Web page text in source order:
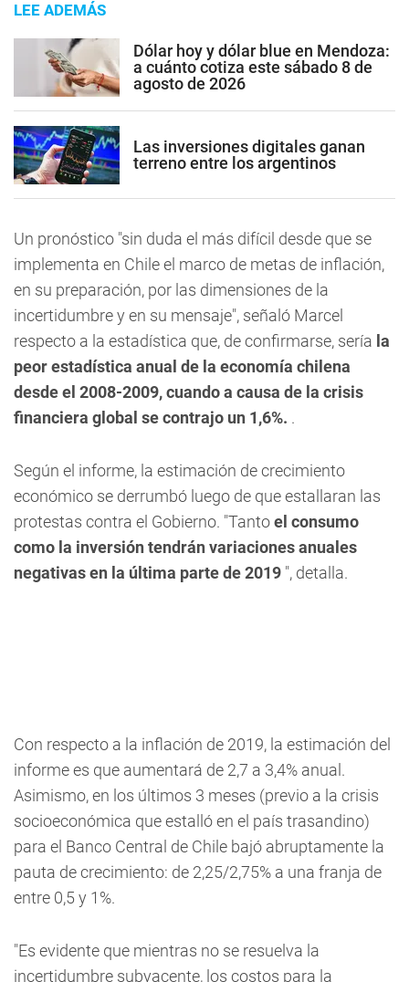
LEE ADEMÁS
Dólar hoy y dólar blue en Mendoza:
a cuánto cotiza este sábado 8 de
agosto de 2026
Las inversiones digitales ganan
terreno entre los argentinos
Un pronóstico "sin duda el más difícil desde que se
implementa en Chile el marco de metas de inflación,
en su preparación, por las dimensiones de la
incertidumbre y en su mensaje", señaló Marcel
respecto a la estadística que, de confirmarse, sería la
peor estadística anual de la economía chilena
desde el 2008-2009, cuando a causa de la crisis
financiera global se contrajo un 1,6%. .
Según el informe, la estimación de crecimiento
económico se derrumbó luego de que estallaran las
protestas contra el Gobierno. "Tantoel consumo
como la inversión tendrán variaciones anuales
negativas en la última parte de 2019 ", detalla.
Con respecto a la inflación de 2019, la estimación del
informe es que aumentará de 2,7 a 3,4% anual.
Asimismo, en los últimos 3 meses (previo a la crisis
socioeconómica que estalló en el país trasandino)
para el Banco Central de Chile bajó abruptamente la
pauta de crecimiento: de 2,25/2,75% a una franja de
entre 0,5 y 1%.
"Es evidente que mientras no se resuelva la
incertidumbre subyacente, los costos para la